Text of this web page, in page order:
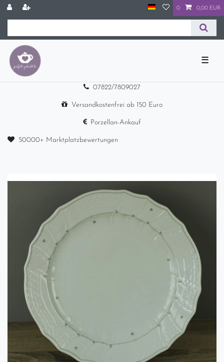
0 0,00 EUR
☰
07822/7809027
Versandkostenfrei ab 150 Euro
Porzellan-Ankauf
50000+ Marktplatzbewertungen